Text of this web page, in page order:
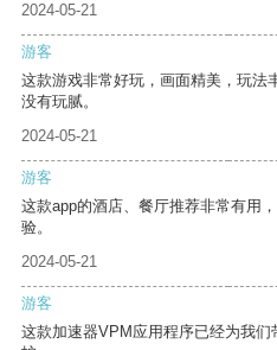
2024-05-21
游客
这款游戏非常好玩，画面精美，玩法
没有玩腻。
2024-05-21
游客
这款app的酒店、餐厅推荐非常有用
验。
2024-05-21
游客
这款加速器VPM应用程序已经为我